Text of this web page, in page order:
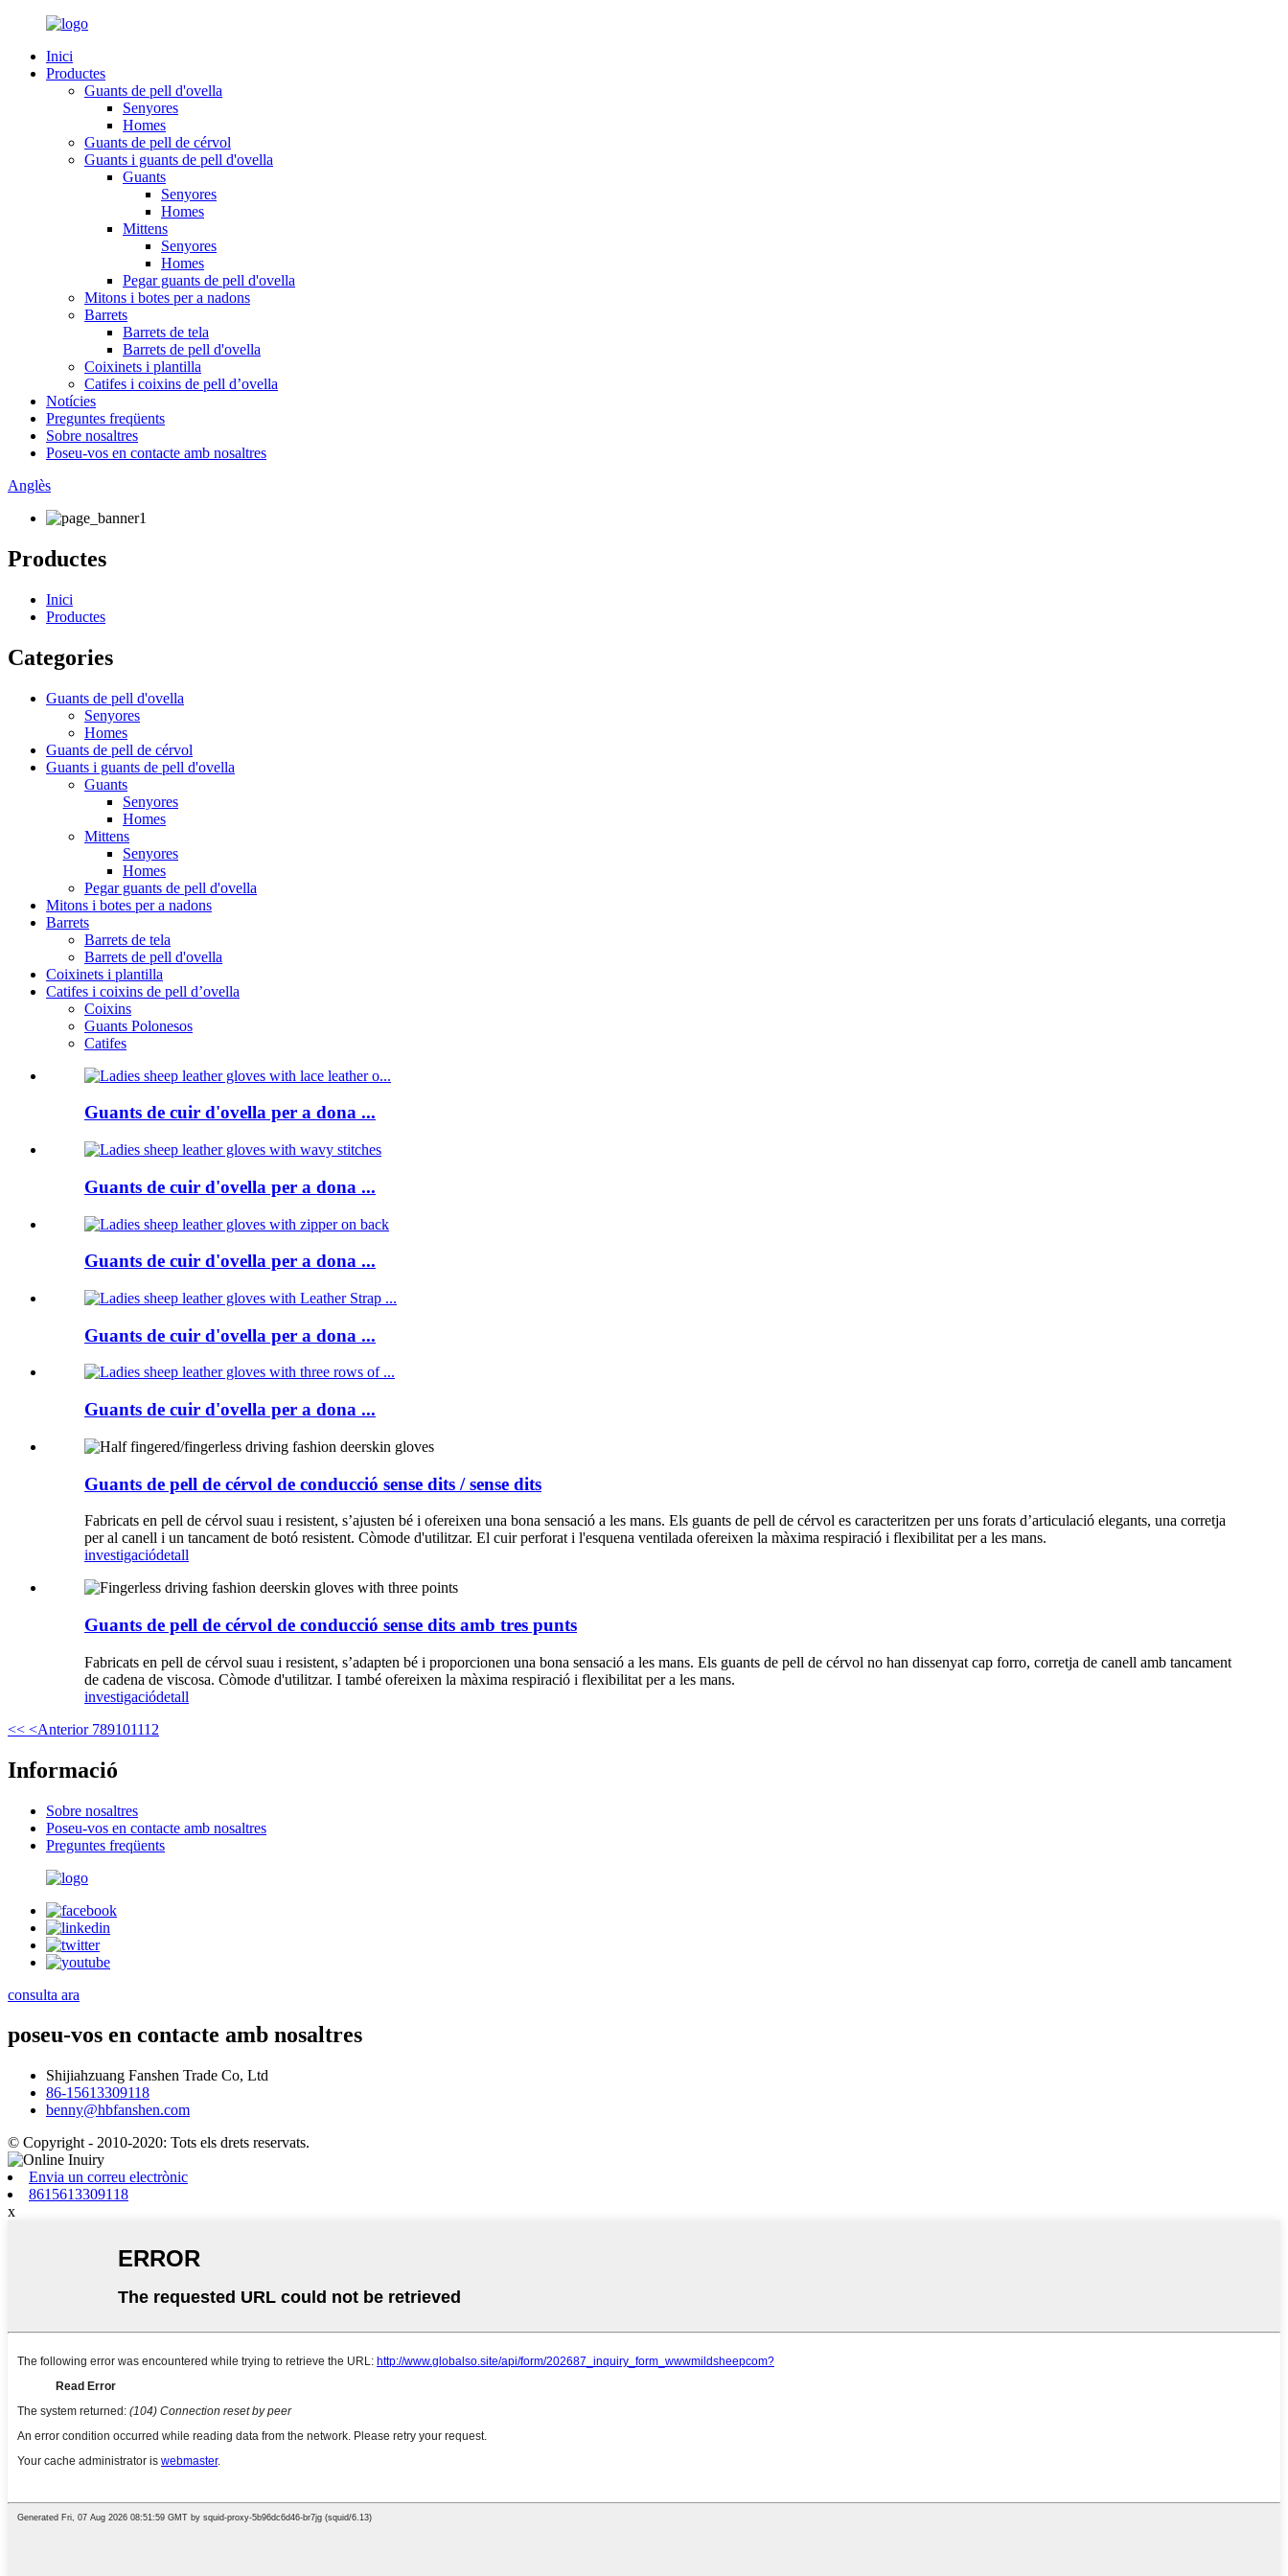
Inici
Productes
Guants de pell d'ovella
Senyores
Homes
Guants de pell de cérvol
Guants i guants de pell d'ovella
Guants
Senyores
Homes
Mittens
Senyores
Homes
Pegar guants de pell d'ovella
Mitons i botes per a nadons
Barrets
Barrets de tela
Barrets de pell d'ovella
Coixinets i plantilla
Catifes i coixins de pell d’ovella
Notícies
Preguntes freqüents
Sobre nosaltres
Poseu-vos en contacte amb nosaltres
Anglès
Productes
Inici
Productes
Categories
Guants de pell d'ovella
Senyores
Homes
Guants de pell de cérvol
Guants i guants de pell d'ovella
Guants
Senyores
Homes
Mittens
Senyores
Homes
Pegar guants de pell d'ovella
Mitons i botes per a nadons
Barrets
Barrets de tela
Barrets de pell d'ovella
Coixinets i plantilla
Catifes i coixins de pell d’ovella
Coixins
Guants Polonesos
Catifes
Guants de cuir d'ovella per a dona ...
Guants de cuir d'ovella per a dona ...
Guants de cuir d'ovella per a dona ...
Guants de cuir d'ovella per a dona ...
Guants de cuir d'ovella per a dona ...
Guants de pell de cérvol de conducció sense dits / sense dits
Fabricats en pell de cérvol suau i resistent, s’ajusten bé i ofereixen una bona sensació a les mans. Els guants de pell de cérvol es caracteritzen per uns forats d’articulació elegants, una corretja
per al canell i un tancament de botó resistent. Còmode d'utilitzar. El cuir perforat i l'esquena ventilada ofereixen la màxima respiració i flexibilitat per a les mans.
investigaciódetall
Guants de pell de cérvol de conducció sense dits amb tres punts
Fabricats en pell de cérvol suau i resistent, s’adapten bé i proporcionen una bona sensació a les mans. Els guants de pell de cérvol no han dissenyat cap forro, corretja de canell amb tancament
de cadena de viscosa. Còmode d'utilitzar. I també ofereixen la màxima respiració i flexibilitat per a les mans.
investigaciódetall
<< <Anterior 789101112
Informació
Sobre nosaltres
Poseu-vos en contacte amb nosaltres
Preguntes freqüents
consulta ara
poseu-vos en contacte amb nosaltres
Shijiahzuang Fanshen Trade Co, Ltd
86-15613309118
benny@hbfanshen.com
© Copyright - 2010-2020: Tots els drets reservats.
Envia un correu electrònic
8615613309118
x